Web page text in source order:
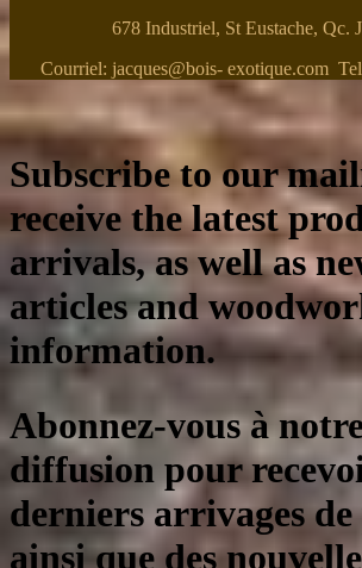
678 Industriel, St Eustache, Qc.
Courriel: jacques@bois- exotique.com
Subscribe to our
receive the latest
arrivals, as well as
articles and
information.
Abonnez-vous à
diffusion pour
derniers arrivages
ainsi que des